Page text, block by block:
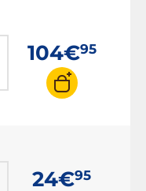
104€95
24€95